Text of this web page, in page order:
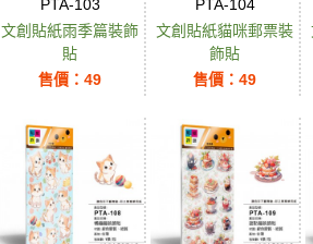
PTA-103
文創貼紙雨季篇裝飾
貼
售價：49
PTA-104
文創貼紙貓咪郵票裝
飾貼
售價：49